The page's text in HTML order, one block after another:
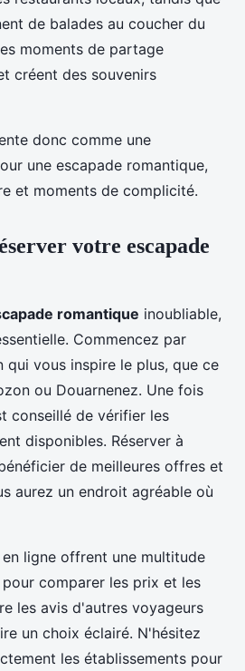
de balades au coucher du
moments de partage
créent des souvenirs
donc comme une
une escapade romantique,
et moments de complicité.
votre escapade
romantique inoubliable,
Commencez par
qui vous inspire le plus, que ce
ou Douarnenez. Une fois
conseillé de vérifier les
disponibles. Réserver à
de meilleures offres et
aurez un endroit agréable où
ligne offrent une multitude
comparer les prix et les
les avis d'autres voyageurs
un choix éclairé. N'hésitez
les établissements pour